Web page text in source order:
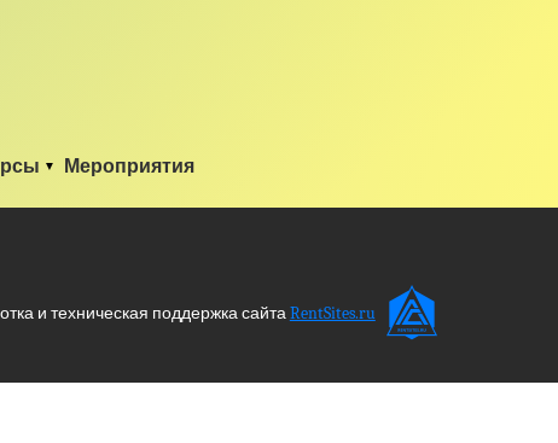
Мероприятия
и техническая поддержка сайтаRentSites.ru